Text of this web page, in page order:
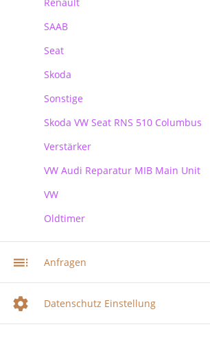
SAAB
Seat
Skoda
Skoda
Sonstige
Skoda VW Seat RNS 510 Columbus
RNS 510 Columbus Reparatur
Verstärker
VW Audi Reparatur MIB Main Unit
VW
VW Audi Skoda MIB Infotainment
Multimediasystem RNS 510
Oldtimer
Anfragen
Datenschutz Einstellung